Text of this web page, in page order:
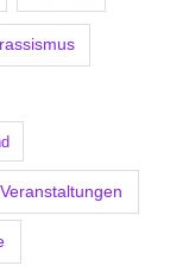
rassismus
Veranstaltungen